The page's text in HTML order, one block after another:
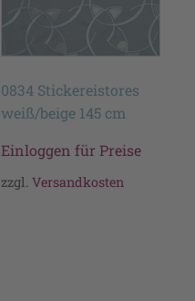
0834 Stickereistores
weiß/beige 145 cm
Einloggen für Preise
zzgl.Versandkosten